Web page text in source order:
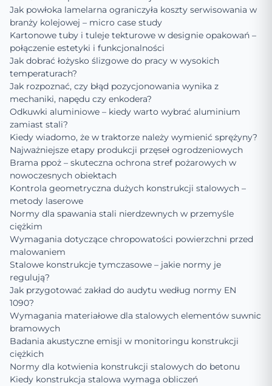
Jak powłoka lamelarna ograniczyła koszty serwisowania w
branży kolejowej – micro case study
Kartonowe tuby i tuleje tekturowe w designie opakowań –
połączenie estetyki i funkcjonalności
Jak dobrać łożysko ślizgowe do pracy w wysokich
temperaturach?
Jak rozpoznać, czy błąd pozycjonowania wynika z
mechaniki, napędu czy enkodera?
Odkuwki aluminiowe – kiedy warto wybrać aluminium
zamiast stali?
Kiedy wiadomo, że w traktorze należy wymienić sprężyny?
Najważniejsze etapy produkcji przęseł ogrodzeniowych
Brama ppoż – skuteczna ochrona stref pożarowych w
nowoczesnych obiektach
Kontrola geometryczna dużych konstrukcji stalowych –
metody laserowe
Normy dla spawania stali nierdzewnych w przemyśle
ciężkim
Wymagania dotyczące chropowatości powierzchni przed
malowaniem
Stalowe konstrukcje tymczasowe – jakie normy je
regulują?
Jak przygotować zakład do audytu według normy EN
1090?
Wymagania materiałowe dla stalowych elementów suwnic
bramowych
Badania akustyczne emisji w monitoringu konstrukcji
ciężkich
Normy dla kotwienia konstrukcji stalowych do betonu
Kiedy konstrukcja stalowa wymaga obliczeń